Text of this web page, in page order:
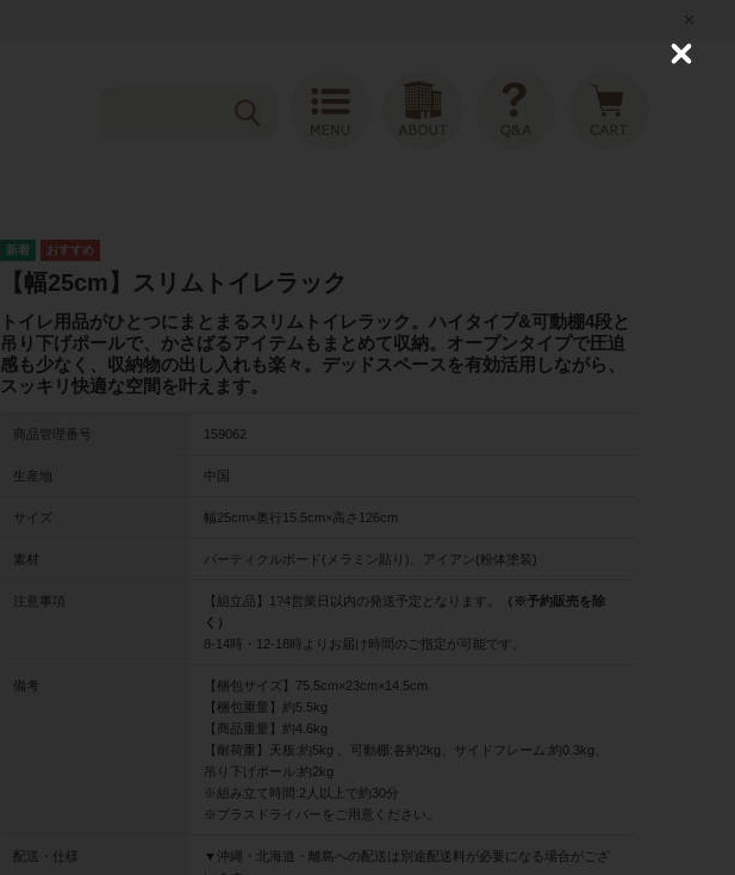
【幅25cm】スリムトイレラック
トイレ用品がひとつにまとまるスリムトイレラック。ハイタイプ&可動棚4段と
吊り下げポールで、かさばるアイテムもまとめて収納。オープンタイプで圧迫
感も少なく、収納物の出し入れも楽々。デッドスペースを有効活用しながら、
スッキリ快適な空間を叶えます。
商品管理番号 159062
生産地 中国
サイズ 幅25cm×奥行15.5cm×高さ126cm
素材 パーティクルボード(メラミン貼り)、アイアン(粉体塗装)
注意事項 【組立品】1?4営業日以内の発送予定となります。
（※予約販売を除
く）
8-14時・12-18時よりお届け時間のご指定が可能です。
備考
【梱包サイズ】75.5cm×23cm×14.5cm
【梱包重量】約5.5kg
【商品重量】約4.6kg
【耐荷重】天板:約5kg 、可動棚:各約2kg、サイドフレーム:約0.3kg、
吊り下げポール:約2kg
※組み立て時間:2人以上で約30分
※プラスドライバーをご用意ください。
配送・仕様
▼沖縄・北海道・離島への配送は別途配送料が必要になる場合がござ
C